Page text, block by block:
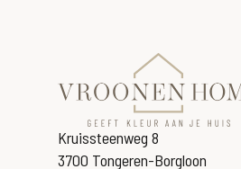
Kruissteenweg 8
3700 Tongeren-Borgloon